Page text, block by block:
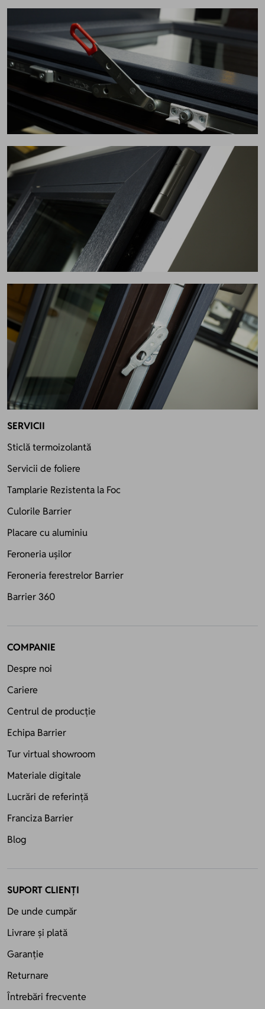
SERVICII
Sticlă termoizolantă
Servicii de foliere
Tamplarie Rezistenta la Foc
Culorile Barrier
Placare cu aluminiu
Feroneria ușilor
Feroneria ferestrelor Barrier
Barrier 360
COMPANIE
Despre noi
Cariere
Centrul de producție
Echipa Barrier
Tur virtual showroom
Materiale digitale
Lucrări de referință
Franciza Barrier
Blog
SUPORT CLIENȚI
De unde cumpăr
Livrare și plată
Garanție
Returnare
Întrebări frecvente